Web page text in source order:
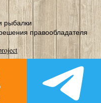
рыбалки
правообладателя